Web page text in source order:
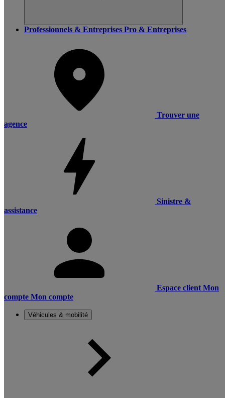
Professionnels & Entreprises Pro & Entreprises
Trouver une
agence
Sinistre &
assistance
Espace client Mon
compte Mon compte
Véhicules & mobilité